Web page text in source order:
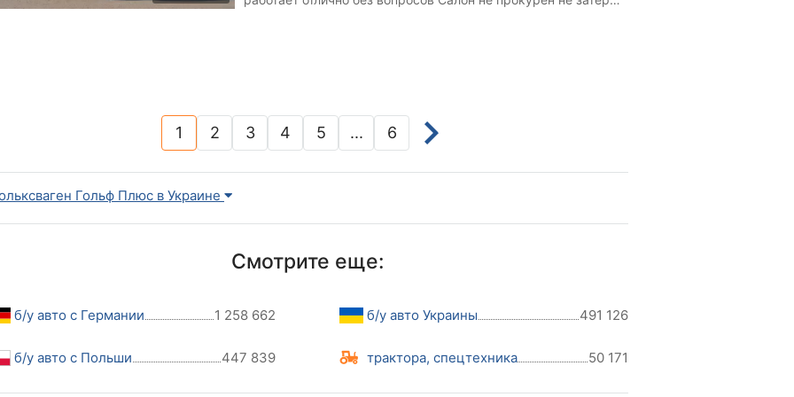
1(current)
2 3 4 5 ... 6
Гольф Плюс в Украине
Смотрите еще:
б/у авто с Германии 1 258 662
б/у авто с Польши 447 839
б/у авто Украины 491 126
трактора, спецтехника 50 171